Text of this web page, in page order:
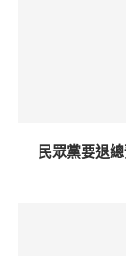
民眾黨要退